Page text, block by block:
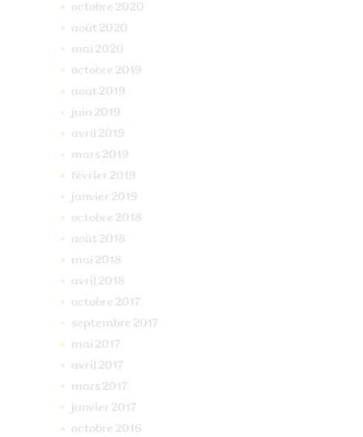
octobre 2020
août 2020
mai 2020
octobre 2019
août 2019
juin 2019
avril 2019
mars 2019
février 2019
janvier 2019
octobre 2018
août 2018
mai 2018
avril 2018
octobre 2017
septembre 2017
mai 2017
avril 2017
mars 2017
janvier 2017
octobre 2016